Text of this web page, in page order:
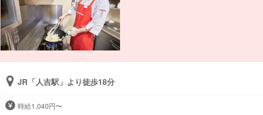
JR「人吉駅」より徒歩18分
時給1,040円〜